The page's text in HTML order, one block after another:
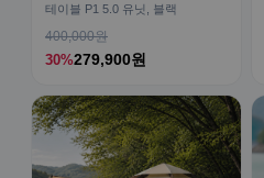
테이블 P1 5.0 유닛, 블랙
400,000원
30%279,900원